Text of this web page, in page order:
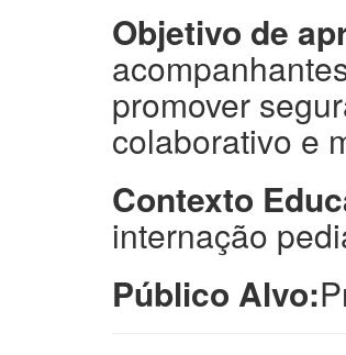
Objetivo de
promover
colaborativo e
Contexto
internação
Público Alvo: